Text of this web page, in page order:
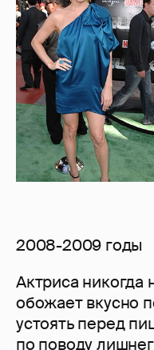
2008-2009 годы
Актриса никогда
обожает вкусно
устоять перед
по поводу